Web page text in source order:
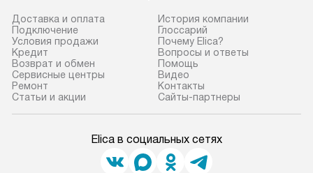
Доставка и оплата
Подключение
Условия продажи
Кредит
Возврат и обмен
Сервисные центры
Ремонт
Статьи и акции
История компании
Глоссарий
Почему Elica?
Вопросы и ответы
Помощь
Видео
Контакты
Сайты-партнеры
Elica в социальных сетях